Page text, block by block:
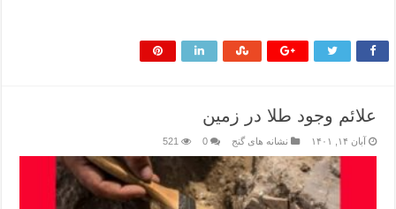
علائم وجود طلا در زمین
آبان ۱۴, ۱۴۰۱ نشانه های گنج 0
521